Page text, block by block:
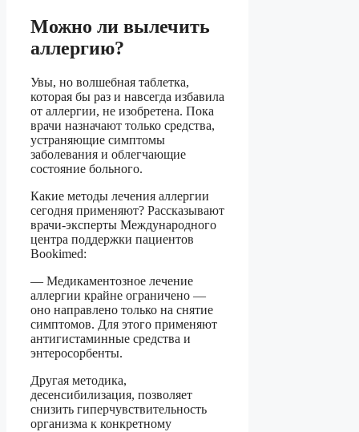
Можно ли вылечить
аллергию?
Увы, но волшебная таблетка,
которая бы раз и навсегда избавила
от аллергии, не изобретена. Пока
врачи назначают только средства,
устраняющие симптомы
заболевания и облегчающие
состояние больного.
Какие методы лечения аллергии
сегодня применяют? Рассказывают
врачи-эксперты Международного
центра поддержки пациентов
Bookimed:
— Медикаментозное лечение
аллергии крайне ограничено —
оно направлено только на снятие
симптомов. Для этого применяют
антигистаминные средства и
энтеросорбенты.
Другая методика,
десенсибилизация, позволяет
снизить гиперчувствительность
организма к конкретному